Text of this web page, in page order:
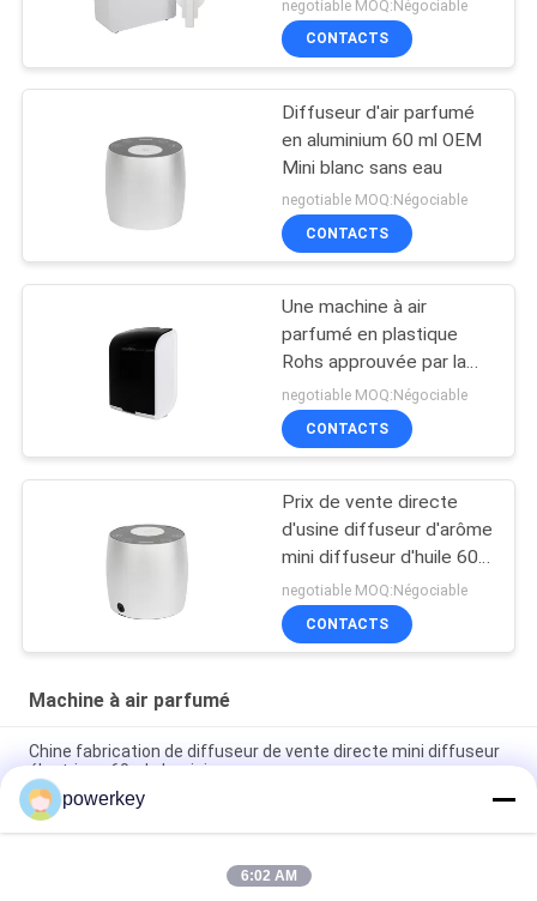
Couverture de l'odeur
negotiable MOQ:Négociable
CONTACTS
Diffuseur d'air parfumé
en aluminium 60 ml OEM
Mini blanc sans eau
negotiable MOQ:Négociable
CONTACTS
Une machine à air
parfumé en plastique
Rohs approuvée par la
Fcc
negotiable MOQ:Négociable
CONTACTS
Prix de vente directe
d'usine diffuseur d'arôme
mini diffuseur d'huile 60
ml aluminium
negotiable MOQ:Négociable
CONTACTS
Machine à air parfumé
Chine fabrication de diffuseur de vente directe mini diffuseur
électrique 60ml aluminium
Prix de vente directe d'usine de l'huile essentielle d'arôme mini
diffuseur 60 ml d'aluminium
Diffuseur d' huile essentielle de qualité supérieure de 100 ml
powerkey
6:02 AM